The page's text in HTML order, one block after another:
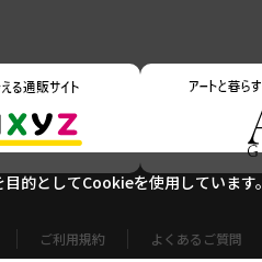
ご利用規約 よくあるご質問
的としてCookieを使用しています。